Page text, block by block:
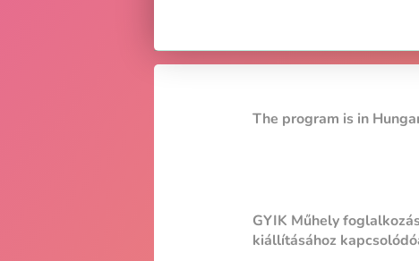
The program is in
GYIK Műhely
kiállításához